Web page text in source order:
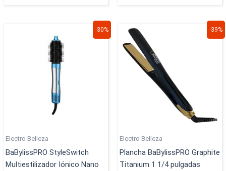
-30%
Electro Belleza
BaBylissPRO StyleSwitch
Multiestilizador Iónico Nano
precio
original
era:
$1.279.900.
precio
Este
producto
en
la
-39%
Electro Belleza
Plancha BaBylissPRO Graphite
Titanium 1 1/4 pulgadas
era:
$439.900.